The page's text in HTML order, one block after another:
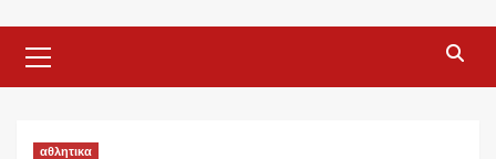
Menu
αθλητικα